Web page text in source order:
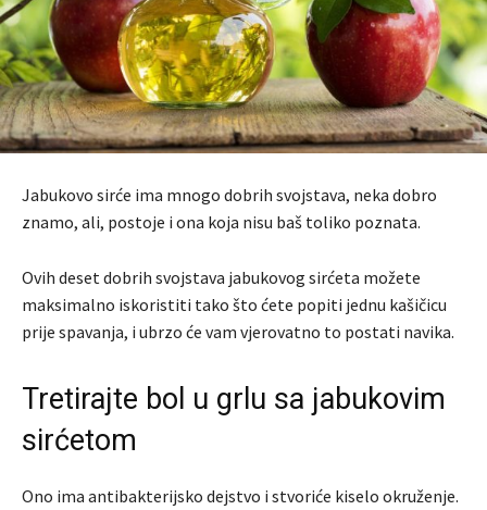
Jabukovo sirće ima mnogo dobrih svojstava, neka dobro
znamo, ali, postoje i ona koja nisu baš toliko poznata.
Ovih deset dobrih svojstava jabukovog sirćeta možete
maksimalno iskoristiti tako što ćete popiti jednu kašičicu
prije spavanja, i ubrzo će vam vjerovatno to postati navika.
Tretirajte bol u grlu sa jabukovim
sirćetom
Ono ima antibakterijsko dejstvo i stvoriće kiselo okruženje.